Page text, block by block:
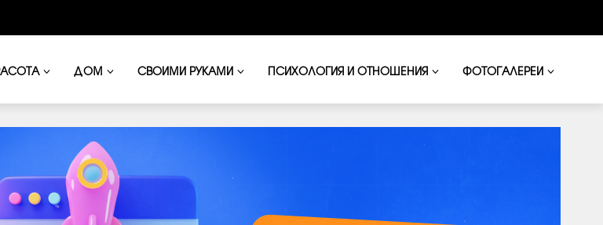
ДОМ СВОИМИ РУКАМИ ПСИХОЛОГИЯ И ОТНОШЕНИЯ ФОТОГАЛЕРЕИ